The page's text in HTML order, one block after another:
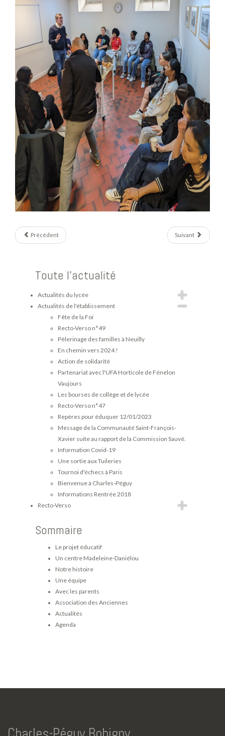
Précédent Suivant
Toute l'actualité
Actualités du lycée
Actualités de l'établissement
Fête de la Foi
Recto-Verso n°49
Pèlerinage des familles à Neuilly
En chemin vers 2024 !
Action de solidarité
Partenariat avec l'UFA Horticole de Fénelon
Vaujours
Les bourses de collège et de lycée
Recto-Verso n°47
Repères pour éduquer 12/01/2023
Message de la Communauté Saint-François-
Xavier suite au rapport de la Commission Sauvé.
Information Covid-19
Une sortie aux Tuileries
Tournoi d'échecs à Paris
Bienvenue à Charles-Péguy
Informations Rentrée 2018
Recto-Verso
Sommaire
Le projet éducatif
Un centre Madeleine-Daniélou
Notre histoire
Une équipe
Avec les parents
Association des Anciennes
Actualités
Agenda